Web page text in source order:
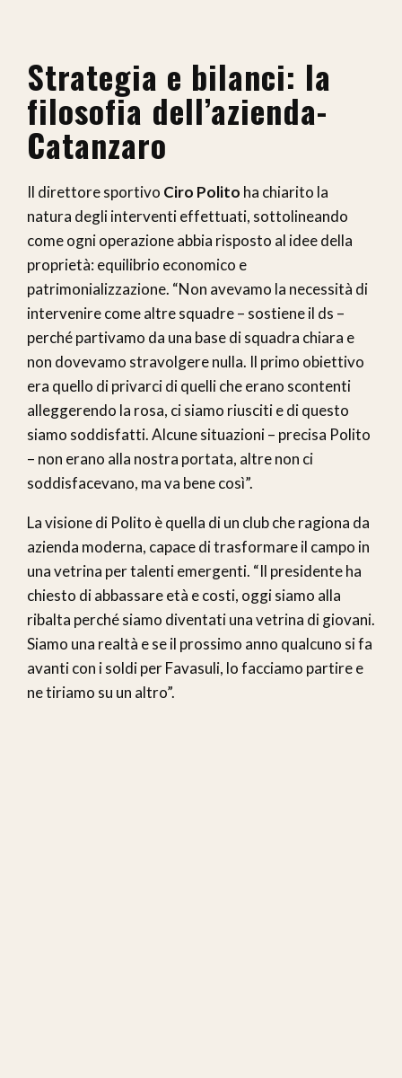
Strategia e bilanci: la
filosofia dell’azienda-
Catanzaro
Il direttore sportivo Ciro Polito ha chiarito la
natura degli interventi effettuati, sottolineando
come ogni operazione abbia risposto al idee della
proprietà: equilibrio economico e
patrimonializzazione. “Non avevamo la necessità di
intervenire come altre squadre – sostiene il ds –
perché partivamo da una base di squadra chiara e
non dovevamo stravolgere nulla. Il primo obiettivo
era quello di privarci di quelli che erano scontenti
alleggerendo la rosa, ci siamo riusciti e di questo
siamo soddisfatti. Alcune situazioni – precisa Polito
– non erano alla nostra portata, altre non ci
soddisfacevano, ma va bene così”.
La visione di Polito è quella di un club che ragiona da
azienda moderna, capace di trasformare il campo in
una vetrina per talenti emergenti. “Il presidente ha
chiesto di abbassare età e costi, oggi siamo alla
ribalta perché siamo diventati una vetrina di giovani.
Siamo una realtà e se il prossimo anno qualcuno si fa
avanti con i soldi per Favasuli, lo facciamo partire e
ne tiriamo su un altro”.